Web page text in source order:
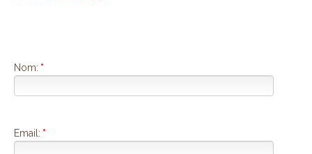
Nom: *
Email: *